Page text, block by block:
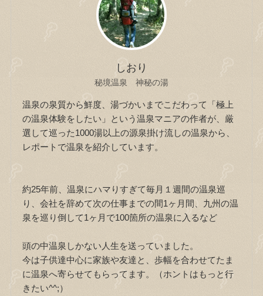
しおり
秘境温泉 神秘の湯
温泉の泉質から鮮度、湯づかいまでこだわって「極上
の温泉体験をしたい」という温泉マニアの作者が、厳
選して巡った1000湯以上の源泉掛け流しの温泉から、
レポートで温泉を紹介しています。
約25年前、温泉にハマりすぎて毎月１週間の温泉巡
り、会社を辞めて次の仕事までの間1ヶ月間、九州の温
泉を巡り倒して1ヶ月で100箇所の温泉に入るなど
頭の中温泉しかない人生を送っていました。
今は子供達中心に家族や友達と、歩幅を合わせてたま
に温泉へ寄らせてもらってます。（ホントはもっと行
きたい^^;）